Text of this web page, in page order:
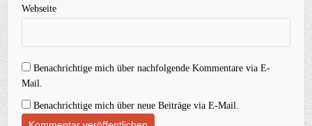
Webseite
Benachrichtige mich über nachfolgende Kommentare via E-
Mail.
Benachrichtige mich über neue Beiträge via E-Mail.